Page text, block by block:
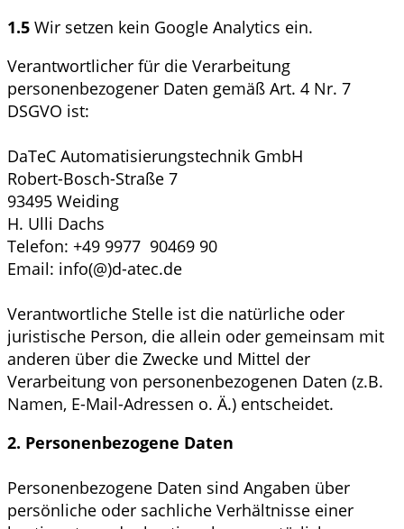
1.5 Wir setzen kein Google Analytics ein.
Verantwortlicher für die Verarbeitung
personenbezogener Daten gemäß Art. 4 Nr. 7
DSGVO ist:
DaTeC Automatisierungstechnik GmbH
Robert-Bosch-Straße 7
93495 Weiding
H. Ulli Dachs
Telefon: +49 9977 90469 90
Email: info(@)d-atec.de
Verantwortliche Stelle ist die natürliche oder
juristische Person, die allein oder gemeinsam mit
anderen über die Zwecke und Mittel der
Verarbeitung von personenbezogenen Daten (z.B.
Namen, E-Mail-Adressen o. Ä.) entscheidet.
2. Personenbezogene Daten
Personenbezogene Daten sind Angaben über
persönliche oder sachliche Verhältnisse einer